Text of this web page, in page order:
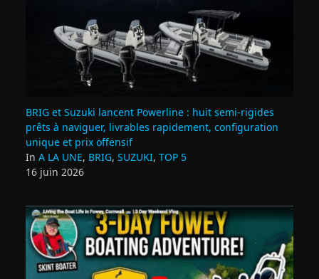
BRIG et Suzuki lancent Powerline : huit semi‑rigides
prêts à naviguer, livrables rapidement, configuration
unique et prix offensif
In A LA UNE, BRIG, SUZUKI, TOP 5
16 juin 2026